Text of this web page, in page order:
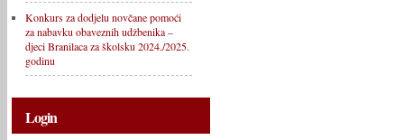
Konkurs za dodjelu novčane pomoći
za nabavku obaveznih udžbenika –
djeci Branilaca za školsku 2024./2025.
godinu
Login